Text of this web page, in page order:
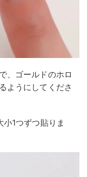
、ゴールドのホロ
ようにしてくださ
1つずつ貼りま